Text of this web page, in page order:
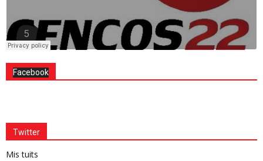
Facebook
Twitter
Mis tuits